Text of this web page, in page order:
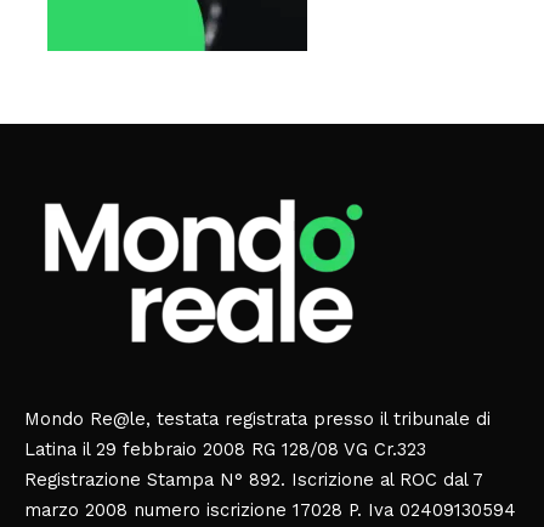
Mondo Re@le, testata registrata presso il tribunale di
Latina il 29 febbraio 2008 RG 128/08 VG Cr.323
Registrazione Stampa N° 892. Iscrizione al ROC dal 7
marzo 2008 numero iscrizione 17028 P. Iva 02409130594